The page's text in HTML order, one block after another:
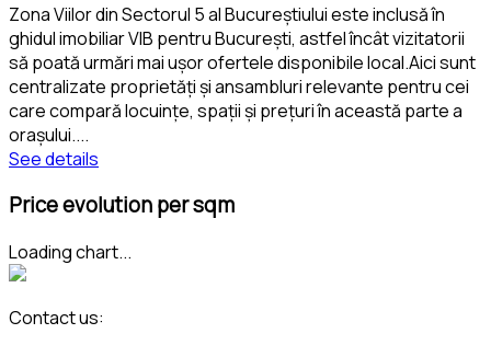
Zona Viilor din Sectorul 5 al Bucureștiului este inclusă în
ghidul imobiliar VIB pentru București, astfel încât vizitatorii
să poată urmări mai ușor ofertele disponibile local.Aici sunt
centralizate proprietăți și ansambluri relevante pentru cei
care compară locuințe, spații și prețuri în această parte a
orașului....
See details
Price evolution per sqm
Loading chart...
Contact us: